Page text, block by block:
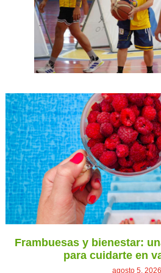
Frambuesas y bienestar:
para cuidarte en
agosto 5, 2026